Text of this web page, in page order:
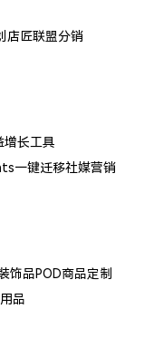
店匠联盟分销
长工具
一键迁移社媒营销
饰品POD商品定制
品